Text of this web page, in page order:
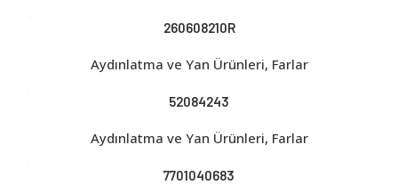
260608210R
Aydınlatma ve Yan Ürünleri, Farlar
52084243
Aydınlatma ve Yan Ürünleri, Farlar
7701040683